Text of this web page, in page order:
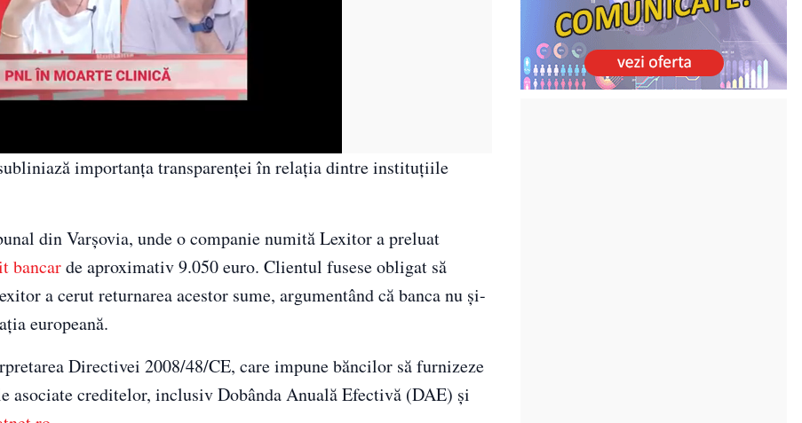
importanța transparenței în relația dintre instituțiile
din Varșovia, unde o companie numită Lexitor a preluat
bancarde aproximativ 9.050 euro. Clientul fusese obligat să
a cerut returnarea acestor sume, argumentând că banca nu și-
europeană.
Directivei 2008/48/CE, care impune băncilor să furnizeze
creditelor, inclusiv Dobânda Anuală Efectivă (DAE) și